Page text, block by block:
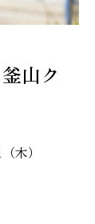
山ク
木）